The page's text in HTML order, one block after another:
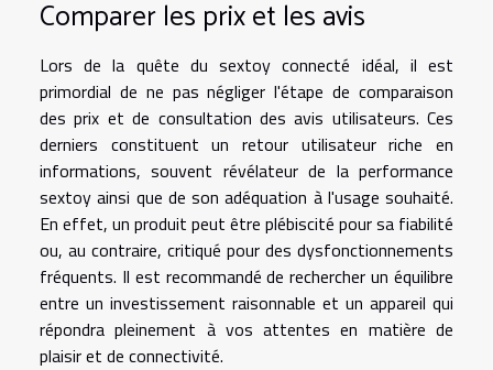
Comparer les prix et les avis
Lors de la quête du sextoy connecté idéal, il est
primordial de ne pas négliger l'étape de comparaison
des prix et de consultation des avis utilisateurs. Ces
derniers constituent un retour utilisateur riche en
informations, souvent révélateur de la performance
sextoy ainsi que de son adéquation à l'usage souhaité.
En effet, un produit peut être plébiscité pour sa fiabilité
ou, au contraire, critiqué pour des dysfonctionnements
fréquents. Il est recommandé de rechercher un équilibre
entre un investissement raisonnable et un appareil qui
répondra pleinement à vos attentes en matière de
plaisir et de connectivité.